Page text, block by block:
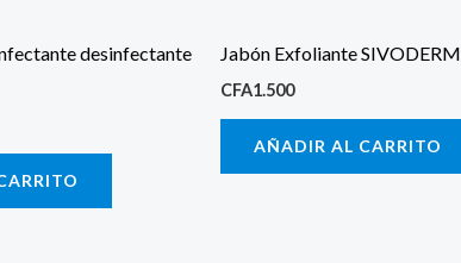
desinfectante
Jabón Exfoliante SIVODERM
CFA1.500
AÑADIR AL CARRITO